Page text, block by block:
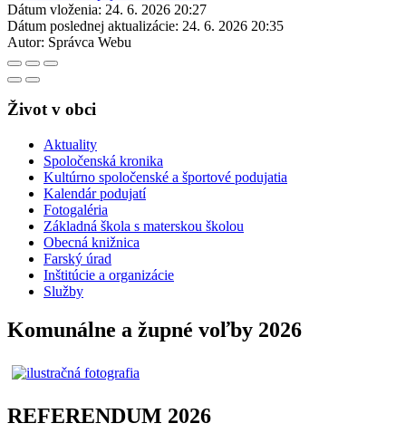
Dátum vloženia: 24. 6. 2026 20:27
Dátum poslednej aktualizácie: 24. 6. 2026 20:35
Autor: Správca Webu
Život v obci
Aktuality
Spoločenská kronika
Kultúrno spoločenské a športové podujatia
Kalendár podujatí
Fotogaléria
Základná škola s materskou školou
Obecná knižnica
Farský úrad
Inštitúcie a organizácie
Služby
Komunálne a župné voľby 2026
REFERENDUM 2026